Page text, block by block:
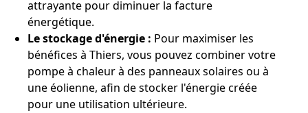
attrayante pour diminuer la facture
énergétique.
Le stockage d'énergie : Pour maximiser les
bénéfices à Thiers, vous pouvez combiner votre
pompe à chaleur à des panneaux solaires ou à
une éolienne, afin de stocker l'énergie créée
pour une utilisation ultérieure.